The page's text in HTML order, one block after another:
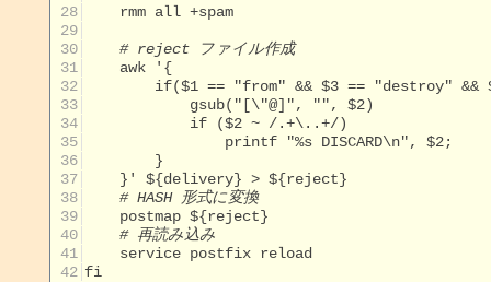
28
    rmm all +spam
29
30
# reject ファイル作成
31
    awk '{
32
33
34
35
36
37
38
# HASH 形式に変換
39
40
# 再読み込み
41
42 fi